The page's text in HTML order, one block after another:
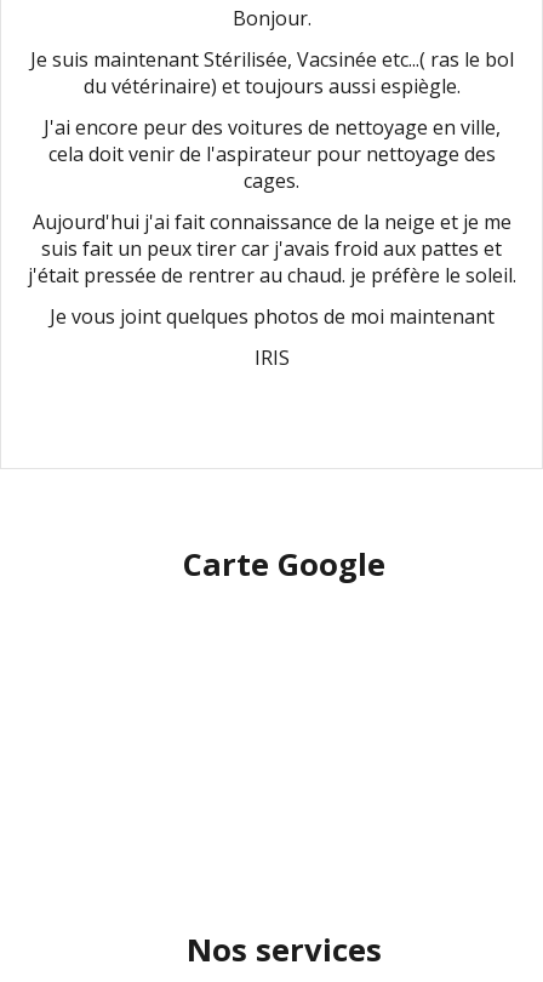
Bonjour.
Je suis maintenant Stérilisée, Vacsinée etc...( ras le bol
du vétérinaire) et toujours aussi espiègle.
J'ai encore peur des voitures de nettoyage en ville,
cela doit venir de l'aspirateur pour nettoyage des
cages.
Aujourd'hui j'ai fait connaissance de la neige et je me
suis fait un peux tirer car j'avais froid aux pattes et
j'était pressée de rentrer au chaud. je préfère le soleil.
Je vous joint quelques photos de moi maintenant
IRIS
Carte Google
Nos services